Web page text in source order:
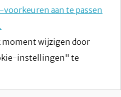
aan te passen
moment wijzigen door
instellingen" te